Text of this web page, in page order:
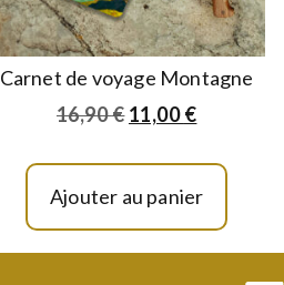
Carnet de voyage Montagne
16,90€ 11,00€
Ajouter au panier